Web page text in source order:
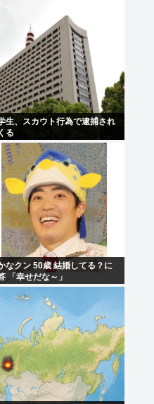
生、スカウト行為で逮捕され
る
なクン 50歳 結婚してる？に
「幸せだな～」